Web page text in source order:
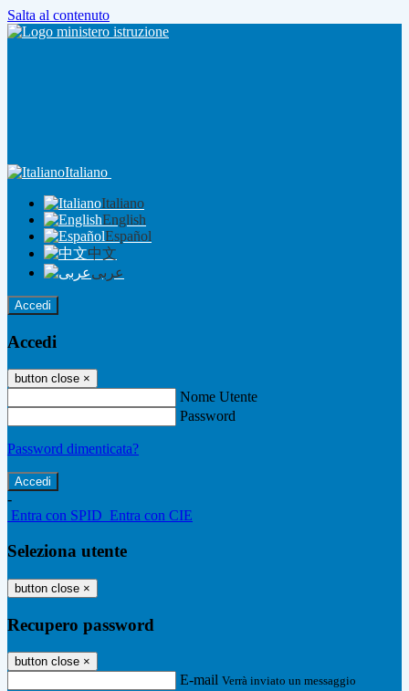
Salta al contenuto
Italiano
Italiano
English
Español
中文
عربى
Accedi
Accedi
button close ×
Nome Utente
Password
Password dimenticata?
-
Entra con SPID Entra con CIE
Seleziona utente
button close ×
Recupero password
button close ×
E-mail Verrà inviato un messaggio